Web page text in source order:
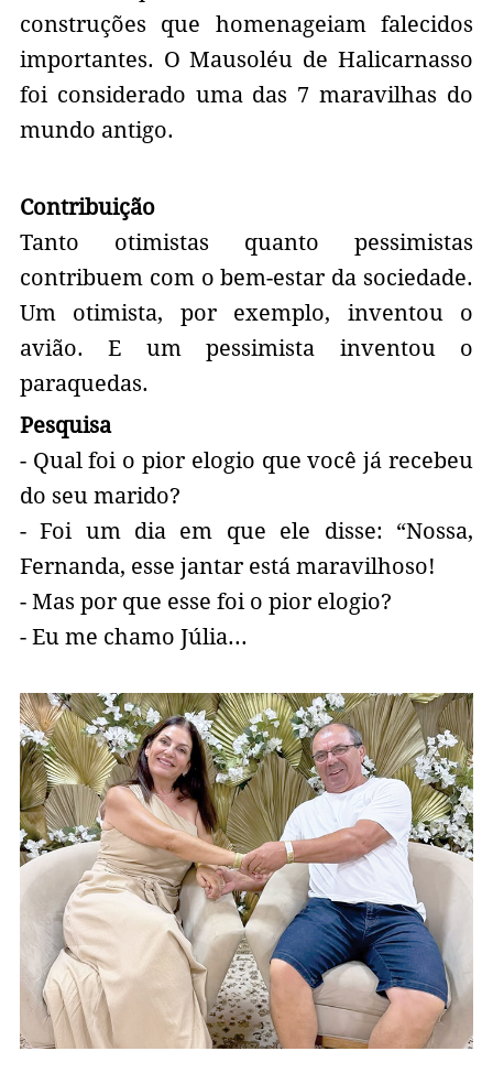
construções que homenageiam falecidos
importantes. O Mausoléu de Halicarnasso
foi considerado uma das 7 maravilhas do
mundo antigo.
Contribuição
Tanto otimistas quanto pessimistas
contribuem com o bem-estar da sociedade.
Um otimista, por exemplo, inventou o
avião. E um pessimista inventou o
paraquedas.
Pesquisa
- Qual foi o pior elogio que você já recebeu
do seu marido?
- Foi um dia em que ele disse: “Nossa,
Fernanda, esse jantar está maravilhoso!
- Mas por que esse foi o pior elogio?
- Eu me chamo Júlia...